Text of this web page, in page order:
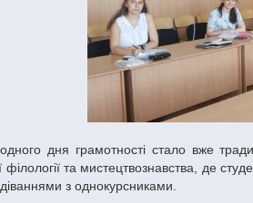
філології та мистецтвознавства, де
з однокурсниками.